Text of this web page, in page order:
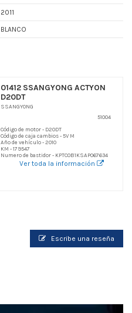
2011
BLANCO
01412 SSANGYONG ACTYON
D20DT
SSANGYONG
51004
Código de motor - D20DT
Código de caja cambios - 5V M
Año de vehículo - 2010
KM - 179547
Numero de bastidor - KPTC0B1KSAP067634
Ver toda la información
Escribe una reseña